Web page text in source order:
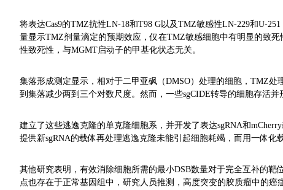
将表达Cas9的TMZ抗性LN-18和T98 G以及TMZ敏感性LN-229和U-
量显示TMZ剂量滴定的预期效应，仅在TMZ敏感细胞中有明显的致
性致死性，与MGMT启动子的甲基化状态无关。
集落形成测定显示，相对于二甲亚砜（DMSO）处理的细胞，TMZ
到集落减少两到三个对数尺度。然而，一些sgCIDE转导的细胞存活并
建立了这些逃逸克隆的单克隆细胞系，并开发了表达sgRNA和
提供新sgRNA的载体再处理逃逸克隆未能引起细胞耗竭，而用一体化
其他研究表明，有效消除细胞所需的最小DSB数量对于完全互补的
点也存在于正常基因组中，研究人员推测，高度突变的胶质瘤中的